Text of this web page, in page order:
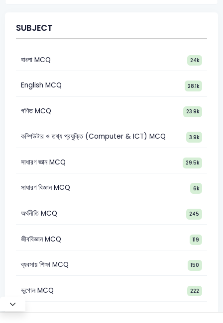
SUBJECT
বাংলা MCQ 24k
English MCQ 28.1k
গণিত MCQ 23.9k
কম্পিউটার ও তথ্য প্রযুক্তি (Computer & ICT) MCQ 3.9k
সাধারণ জ্ঞান MCQ 29.5k
সাধারণ বিজ্ঞান MCQ 6k
অর্থনীতি MCQ 245
জীববিজ্ঞান MCQ 119
ব্যবসায় শিক্ষা MCQ 150
ভূগোল MCQ 222